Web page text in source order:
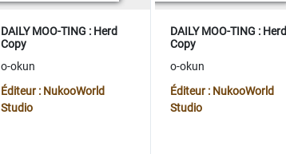
DAILY MOO-TING : Herd
Copy
o-okun
Éditeur : NukooWorld
Studio
DAILY MOO-TING : Herd
Copy
o-okun
Éditeur : NukooWorld
Studio